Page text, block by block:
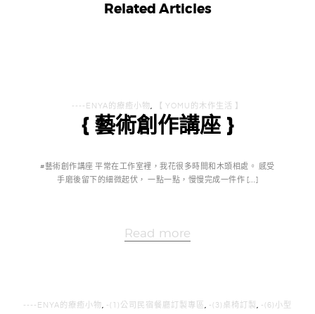
Related Articles
----ENYA的療癒小物, 【 YOMU的木作生活 】
{ 藝術創作講座 }
#藝術創作講座 平常在工作室裡，我花很多時間和木頭相處。 感受
手磨後留下的細微起伏， 一點一點，慢慢完成一件作 […]
Read more
----ENYA的療癒小物, -(1)公司民宿餐廳訂製專區 , -(3)桌椅訂製, -(6)小型